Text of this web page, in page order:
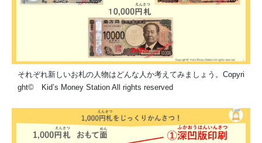
それぞれ新しいお札の人物はどんな人か考えてみましょう。Copyri
ght© Kid’s Money Station All rights reserved